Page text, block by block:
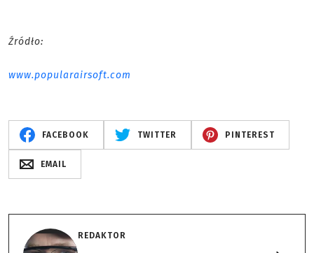
Źródło:
www.popularairsoft.com
FACEBOOK TWITTER PINTEREST
EMAIL
REDAKTOR